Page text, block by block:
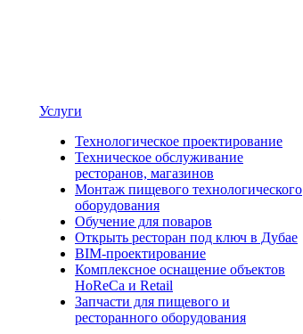
Услуги
Технологическое проектирование
Техническое обслуживание
ресторанов, магазинов
Монтаж пищевого технологического
оборудования
Обучение для поваров
Открыть ресторан под ключ в Дубае
BIM-проектирование
Комплексное оснащение объектов
HoReCa и Retail
Запчасти для пищевого и
ресторанного оборудования